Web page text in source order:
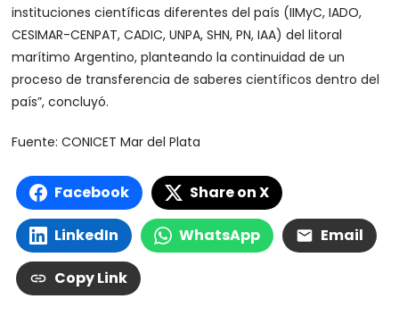
instituciones científicas diferentes del país (IIMyC, IADO,
CESIMAR-CENPAT, CADIC, UNPA, SHN, PN, IAA) del litoral
marítimo Argentino, planteando la continuidad de un
proceso de transferencia de saberes científicos dentro del
país”, concluyó.
Fuente: CONICET Mar del Plata
Facebook Share on X
LinkedIn WhatsApp Email
Copy Link